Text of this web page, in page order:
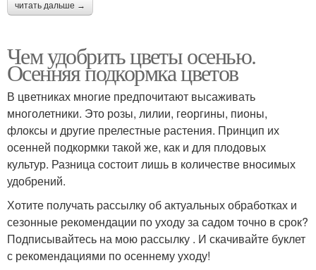
читать дальше →
Чем удобрить цветы осенью.
Осенняя подкормка цветов
В цветниках многие предпочитают высаживать
многолетники. Это розы, лилии, георгины, пионы,
флоксы и другие прелестные растения. Принцип их
осенней подкормки такой же, как и для плодовых
культур. Разница состоит лишь в количестве вносимых
удобрений.
Хотите получать рассылку об актуальных обработках и
сезонные рекомендации по уходу за садом точно в срок?
Подписывайтесь на мою рассылку . И скачивайте буклет
с рекомендациями по осеннему уходу!